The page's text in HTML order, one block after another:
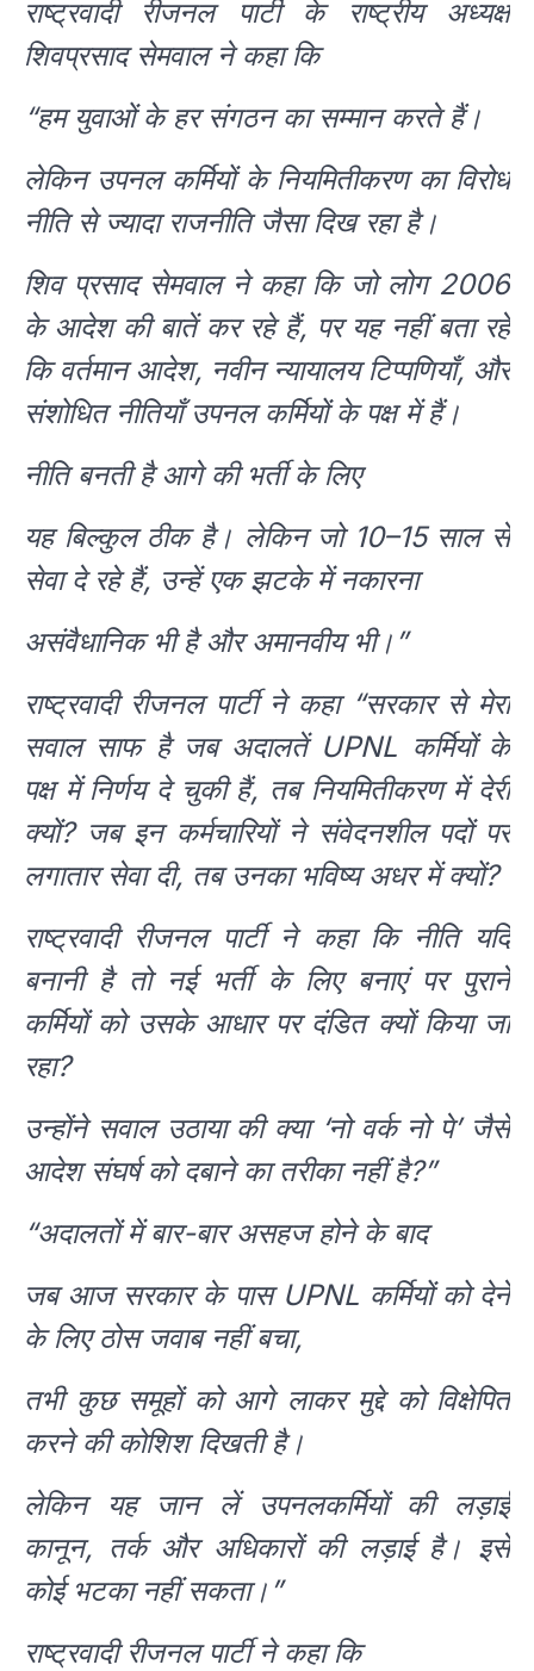
राष्ट्रवादी रीजनल पार्टी के राष्ट्रीय अध्यक्ष
शिवप्रसाद सेमवाल ने कहा कि
“हम युवाओं के हर संगठन का सम्मान करते हैं।
लेकिन उपनल कर्मियों के नियमितीकरण का विरोध
नीति से ज्यादा राजनीति जैसा दिख रहा है।
शिव प्रसाद सेमवाल ने कहा कि जो लोग 2006
के आदेश की बातें कर रहे हैं, पर यह नहीं बता रहे
कि वर्तमान आदेश, नवीन न्यायालय टिप्पणियाँ, और
संशोधित नीतियाँ उपनल कर्मियों के पक्ष में हैं।
नीति बनती है आगे की भर्ती के लिए
यह बिल्कुल ठीक है। लेकिन जो 10–15 साल से
सेवा दे रहे हैं, उन्हें एक झटके में नकारना
असंवैधानिक भी है और अमानवीय भी।”
राष्ट्रवादी रीजनल पार्टी ने कहा “सरकार से मेरा
सवाल साफ है जब अदालतें UPNL कर्मियों के
पक्ष में निर्णय दे चुकी हैं, तब नियमितीकरण में देरी
क्यों? जब इन कर्मचारियों ने संवेदनशील पदों पर
लगातार सेवा दी, तब उनका भविष्य अधर में क्यों?
राष्ट्रवादी रीजनल पार्टी ने कहा कि नीति यदि
बनानी है तो नई भर्ती के लिए बनाएं पर पुराने
कर्मियों को उसके आधार पर दंडित क्यों किया जा
रहा?
उन्होंने सवाल उठाया की क्या ‘नो वर्क नो पे’ जैसे
आदेश संघर्ष को दबाने का तरीका नहीं है?”
“अदालतों में बार-बार असहज होने के बाद
जब आज सरकार के पास UPNL कर्मियों को देने
के लिए ठोस जवाब नहीं बचा,
तभी कुछ समूहों को आगे लाकर मुद्दे को विक्षेपित
करने की कोशिश दिखती है।
लेकिन यह जान लें उपनलकर्मियों की लड़ाई
कानून, तर्क और अधिकारों की लड़ाई है। इसे
कोई भटका नहीं सकता।”
राष्ट्रवादी रीजनल पार्टी ने कहा कि